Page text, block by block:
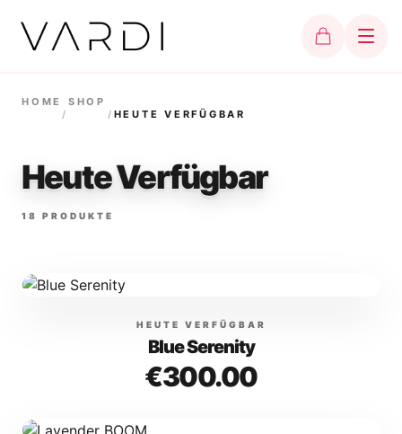
HOME
/
SHOP
/ HEUTE VERFÜGBAR
Heute Verfügbar
18 PRODUKTE
HEUTE VERFÜGBAR
Blue Serenity
€300.00